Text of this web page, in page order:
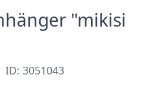
"mikisi
ID: 3051043